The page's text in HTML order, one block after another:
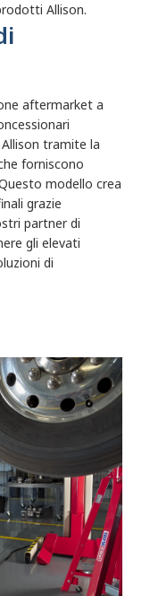
Allison.
aftermarket a
tramite la
forniscono
modello crea
grazie
partner di
gli elevati
di